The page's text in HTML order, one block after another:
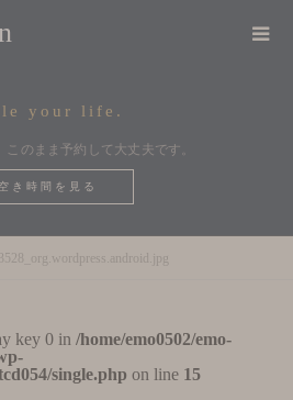
your life.
のまま予約して大丈夫です。
空き時間を見る
key 0 in /home/emo0502/emo-
single.php on line 15